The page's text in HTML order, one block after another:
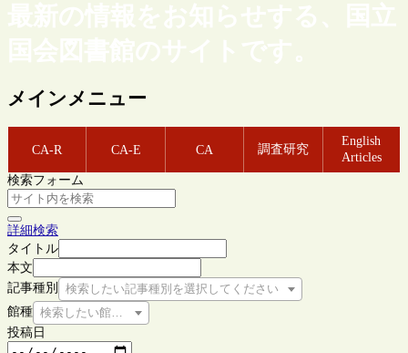
最新の情報をお知らせする、国立
国会図書館のサイトです。
メインメニュー
CA-R CA-E CA 調査研究
English
Articles
検索フォーム
詳細検索
タイトル
本文
記事種別
検索したい記事種別を選択してください
館種 検索したい館種を選択してください
投稿日